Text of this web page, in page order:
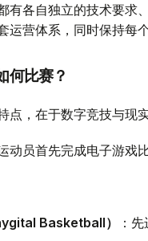
有各自独立的技术要求
运营体系，同时保持每
何比赛？
点，在于数字竞技与现
动员首先完成电子游戏
Basketball）
：